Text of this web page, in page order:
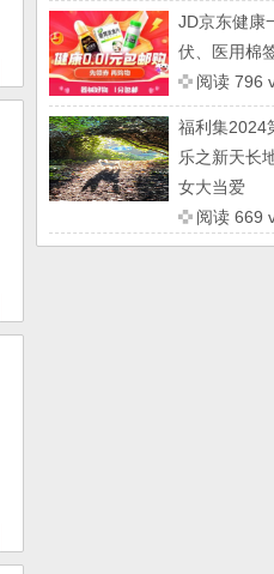
JD京东健康
伏、医用棉
阅读 796
福利集2024
乐之新天长
女大当爱
阅读 669